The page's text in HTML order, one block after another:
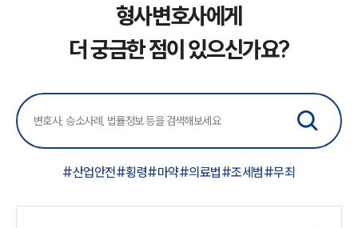
형사변호사에게
더 궁금한 점이 있으신가요?
#산업안전#횡령#마약#의료법#조세범#무죄